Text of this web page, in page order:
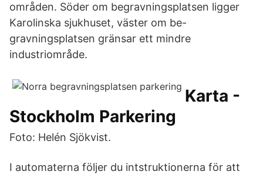
områden. Söder om begravningsplatsen ligger
Karolinska sjukhuset, väster om be-
gravningsplatsen gränsar ett mindre
industriområde.
Karta -
Stockholm Parkering
Foto: Helén Sjökvist.
I automaterna följer du intstruktionerna för att